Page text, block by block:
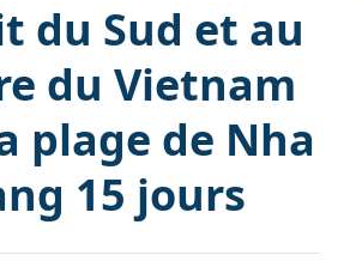
du Sud et au
du Vietnam
plage de Nha
15 jours